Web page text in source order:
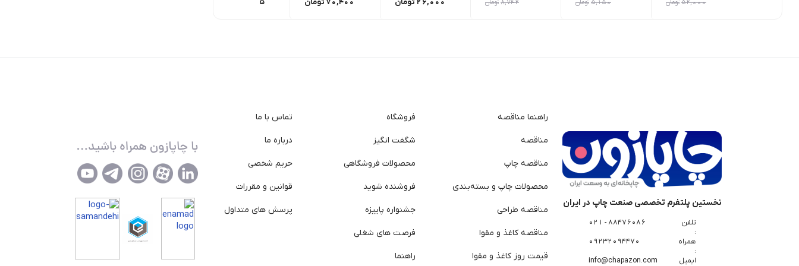
52,000 تومان 5,150 تومان 8,742 تومان 26,000 تومان 70,400 تومان 11,275
نخستین پلتفرم تخصصی صنعت چاپ در ایران
تلفن
:
88476086 - 021
همراه
:
09232094470
ایمیل
info@chapazon.com
راهنما مناقصه
مناقصه
مناقصه چاپ
محصولات چاپ و بسته‌بندی
مناقصه طراحی
مناقصه کاغذ و مقوا
قیمت روز کاغذ و مقوا
فروشگاه
شگفت انگیز
محصولات فروشگاهی
فروشنده شوید
جشنواره پاییزه
فرصت های شغلی
راهنما
تماس با ما
درباره ما
حریم شخصی
قوانین و مقررات
پرسش های متداول